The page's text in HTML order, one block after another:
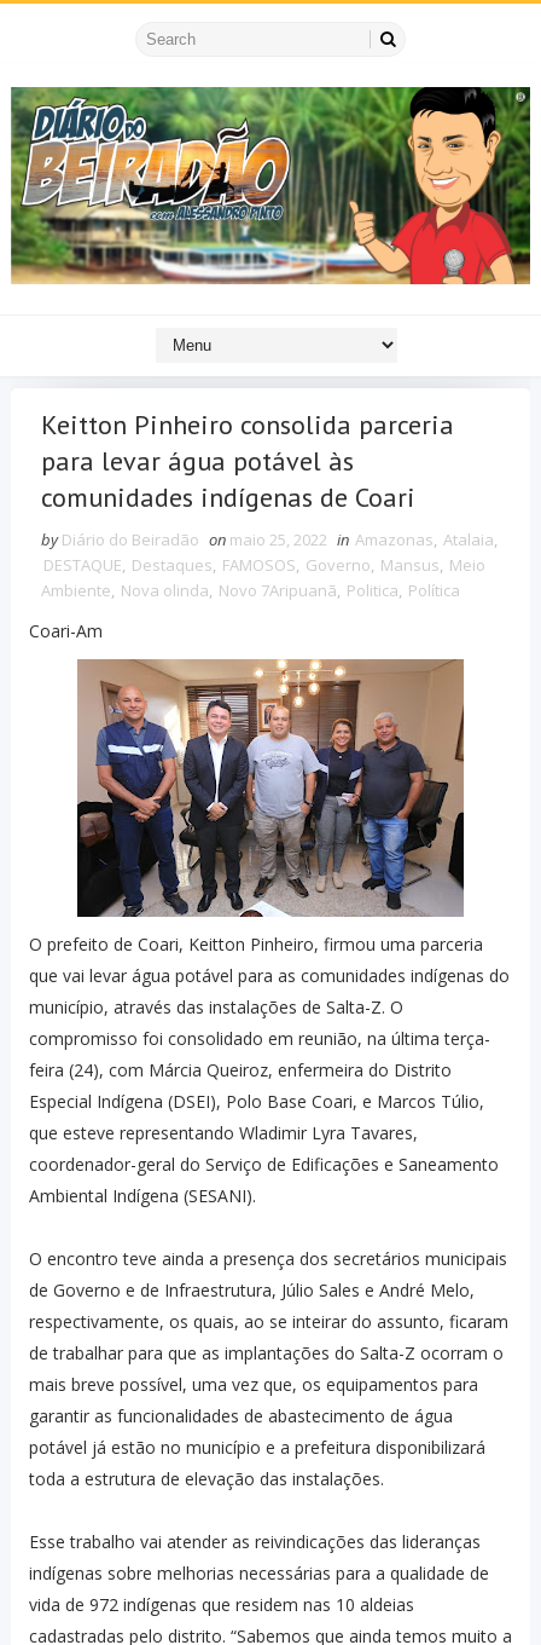
Keitton Pinheiro consolida parceria
para levar água potável às
comunidades indígenas de Coari
by Diário do Beiradão on maio 25, 2022 in Amazonas, Atalaia,
DESTAQUE, Destaques, FAMOSOS, Governo, Mansus, Meio
Ambiente, Nova olinda, Novo 7Aripuanã, Politica, Política
Coari-Am
O prefeito de Coari, Keitton Pinheiro, firmou uma parceria
que vai levar água potável para as comunidades indígenas do
município, através das instalações de Salta-Z. O
compromisso foi consolidado em reunião, na última terça-
feira (24), com Márcia Queiroz, enfermeira do Distrito
Especial Indígena (DSEI), Polo Base Coari, e Marcos Túlio,
que esteve representando Wladimir Lyra Tavares,
coordenador-geral do Serviço de Edificações e Saneamento
Ambiental Indígena (SESANI).
O encontro teve ainda a presença dos secretários municipais
de Governo e de Infraestrutura, Júlio Sales e André Melo,
respectivamente, os quais, ao se inteirar do assunto, ficaram
de trabalhar para que as implantações do Salta-Z ocorram o
mais breve possível, uma vez que, os equipamentos para
garantir as funcionalidades de abastecimento de água
potável já estão no município e a prefeitura disponibilizará
toda a estrutura de elevação das instalações.
Esse trabalho vai atender as reivindicações das lideranças
indígenas sobre melhorias necessárias para a qualidade de
vida de 972 indígenas que residem nas 10 aldeias
cadastradas pelo distrito. “Sabemos que ainda temos muito a